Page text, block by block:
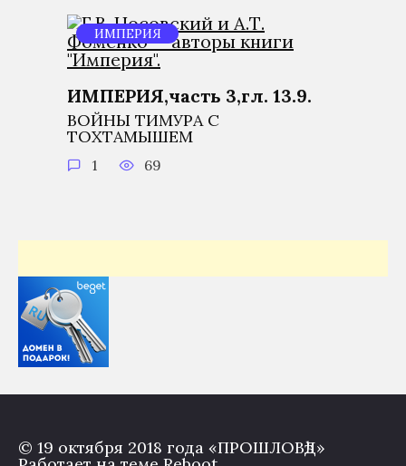
ИМПЕРИЯ
ИМПЕРИЯ,часть 3,гл. 13.9.
ВОЙНЫ ТИМУРА С
ТОХТАМЫШЕМ
1 69
© 19 октября 2018 года «ПРОШЛОВѣД»